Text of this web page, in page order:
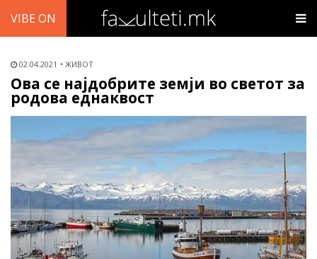
VIBE ON
02.04.2021 ЖИВОТ
Ова се најдобрите земји во светот за
родова еднаквост